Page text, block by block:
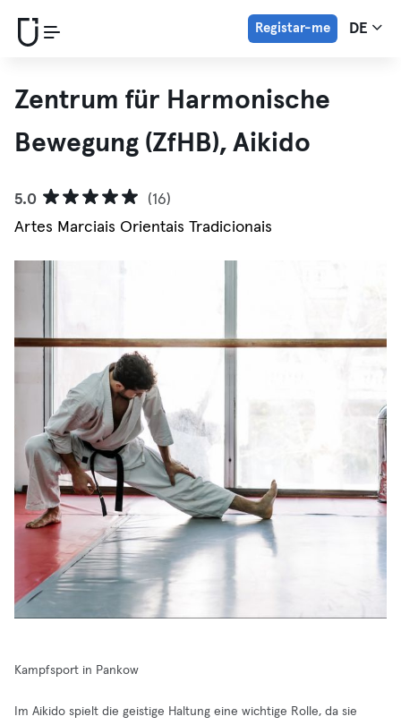
Registar-me DE
Zentrum für Harmonische
Bewegung (ZfHB), Aikido
5.0
(16)
Artes Marciais Orientais Tradicionais
Kampfsport in Pankow
Im Aikido spielt die geistige Haltung eine wichtige Rolle, da sie